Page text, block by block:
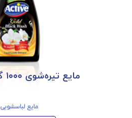
مایع تیره‌شوی ۱۰۰۰ گرمی اکتیو
مایع لباسشویی